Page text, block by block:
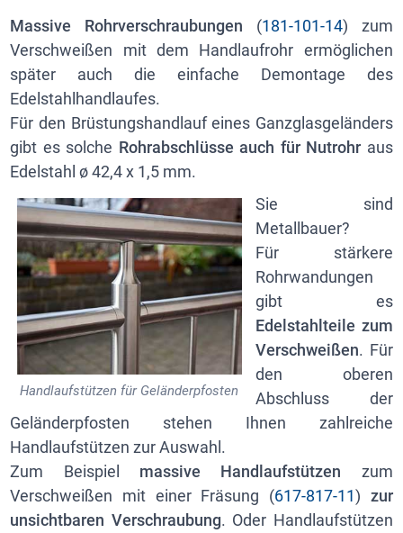
Massive Rohrverschraubungen (181-101-14) zum
Verschweißen mit dem Handlaufrohr ermöglichen
später auch die einfache Demontage des
Edelstahlhandlaufes.
Für den Brüstungshandlauf eines Ganzglasgeländers
gibt es solche Rohrabschlüsse auch für Nutrohr aus
Edelstahl ø 42,4 x 1,5 mm.
Handlaufstützen für Geländerpfosten
Sie sind
Metallbauer?
Für stärkere
Rohrwandungen
gibt es
Edelstahlteile zum
Verschweißen. Für
den oberen
Abschluss der
Geländerpfosten stehen Ihnen zahlreiche
Handlaufstützen zur Auswahl.
Zum Beispiel massive Handlaufstützen zum
Verschweißen
mit einer Fräsung (617-817-11) zur
unsichtbaren Verschraubung. Oder Handlaufstützen